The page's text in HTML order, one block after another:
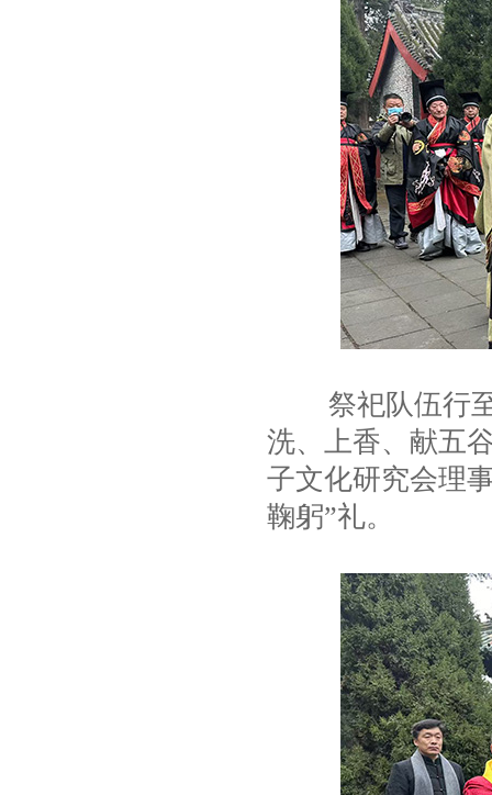
祭祀队伍行至
洗、上香、献五
子文化研究会理
鞠躬”礼。